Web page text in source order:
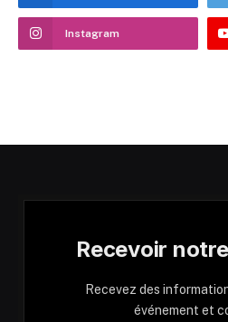
Instagram
Recevoir
Recevez des
événement et